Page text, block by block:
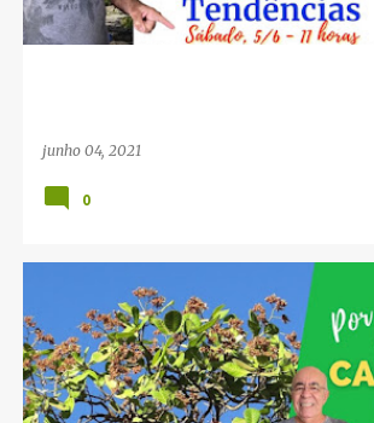
junho 04, 2021
0
BLOG DA CAJUCULTURA CANAL DA CAJUCULTURA
MEU CAJUEIRO NÃO PRODUZ VITOR OLIVEIRA